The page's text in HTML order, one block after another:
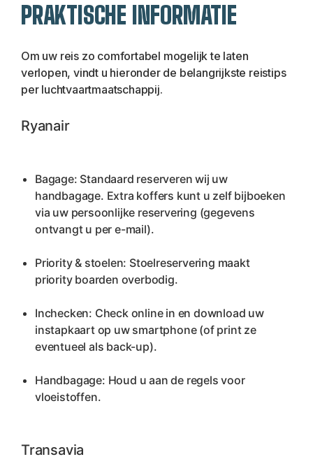
PRAKTISCHE INFORMATIE
Om uw reis zo comfortabel mogelijk te laten
verlopen, vindt u hieronder de belangrijkste reistips
per luchtvaartmaatschappij.
Ryanair
Bagage: Standaard reserveren wij uw
handbagage. Extra koffers kunt u zelf bijboeken
via uw persoonlijke reservering (gegevens
ontvangt u per e-mail).
Priority & stoelen: Stoelreservering maakt
priority boarden overbodig.
Inchecken: Check online in en download uw
instapkaart op uw smartphone (of print ze
eventueel als back-up).
Handbagage: Houd u aan de regels voor
vloeistoffen.
Transavia